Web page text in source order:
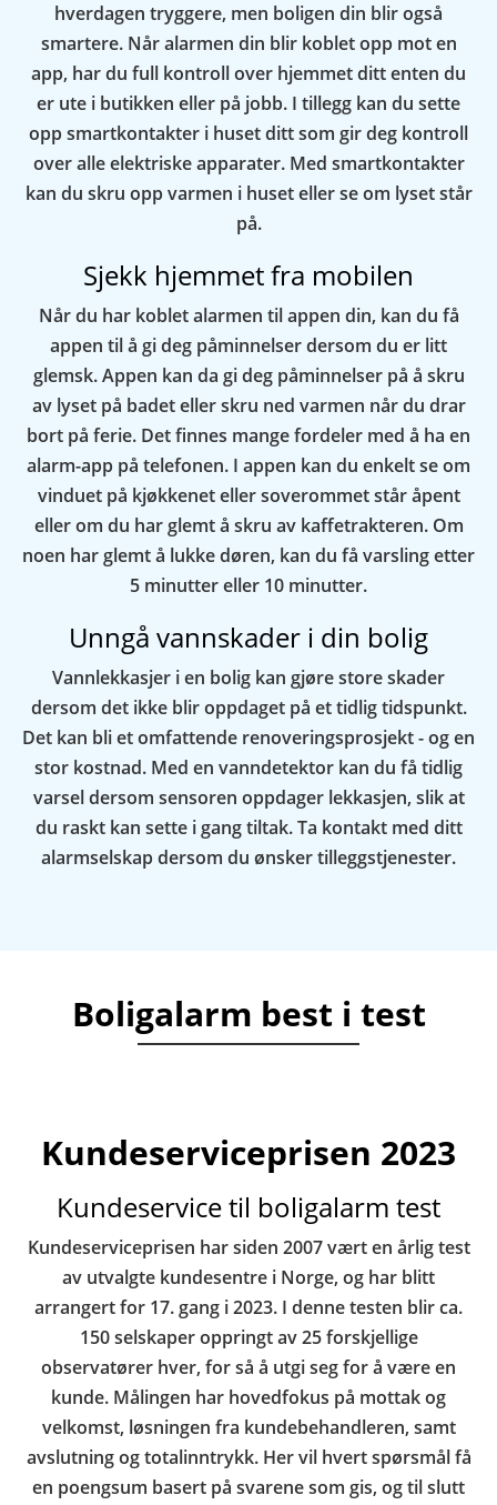
hverdagen tryggere, men boligen din blir også
smartere. Når alarmen din blir koblet opp mot en
app, har du full kontroll over hjemmet ditt enten du
er ute i butikken eller på jobb. I tillegg kan du sette
opp smartkontakter i huset ditt som gir deg kontroll
over alle elektriske apparater. Med smartkontakter
kan du skru opp varmen i huset eller se om lyset står
på.
Sjekk hjemmet fra mobilen
Når du har koblet alarmen til appen din, kan du få
appen til å gi deg påminnelser dersom du er litt
glemsk. Appen kan da gi deg påminnelser på å skru
av lyset på badet eller skru ned varmen når du drar
bort på ferie. Det finnes mange fordeler med å ha en
alarm-app på telefonen. I appen kan du enkelt se om
vinduet på kjøkkenet eller soverommet står åpent
eller om du har glemt å skru av kaffetrakteren. Om
noen har glemt å lukke døren, kan du få varsling etter
5 minutter eller 10 minutter.
Unngå vannskader i din bolig
Vannlekkasjer i en bolig kan gjøre store skader
dersom det ikke blir oppdaget på et tidlig tidspunkt.
Det kan bli et omfattende renoveringsprosjekt - og en
stor kostnad. Med en vanndetektor kan du få tidlig
varsel dersom sensoren oppdager lekkasjen, slik at
du raskt kan sette i gang tiltak. Ta kontakt med ditt
alarmselskap dersom du ønsker tilleggstjenester.
Boligalarm best i test
Kundeserviceprisen 2023
Kundeservice til boligalarm test
Kundeserviceprisen har siden 2007 vært en årlig test
av utvalgte kundesentre i Norge, og har blitt
arrangert for 17. gang i 2023. I denne testen blir ca.
150 selskaper oppringt av 25 forskjellige
observatører hver, for så å utgi seg for å være en
kunde. Målingen har hovedfokus på mottak og
velkomst, løsningen fra kundebehandleren, samt
avslutning og totalinntrykk. Her vil hvert spørsmål få
en poengsum basert på svarene som gis, og til slutt